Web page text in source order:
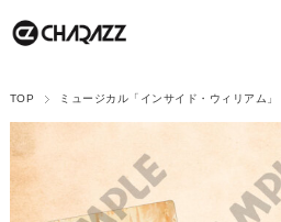
TOP ミュージカル「インサイド・ウィリアム」